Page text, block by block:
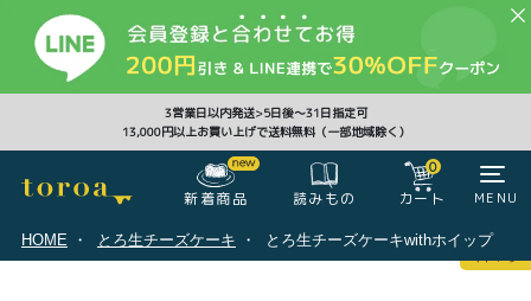
3営業日以内発送>5日後〜31日指定可
13,000円以上お買い上げで送料無料（一部地域除く）
新着商品 読みもの
0
カート MENU
CLOSE
0
HOME とろ生チーズケーキ とろ生チーズケーキwithホイップ